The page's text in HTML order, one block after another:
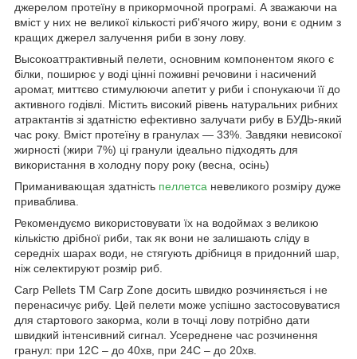
джерелом протеїну в прикормочной програмі. А зважаючи на
вміст у них не великої кількості риб'ячого жиру, вони є одним з
кращих джерел залучення риби в зону лову.
Высокоаттрактивный пелети, основним компонентом якого є
білки, поширює у воді цінні поживні речовини і насичений
аромат, миттєво стимулюючи апетит у риби і спонукаючи її до
активного годівлі. Містить високий рівень натуральних рибних
атрактантів зі здатністю ефективно залучати рибу в БУДЬ-який
час року. Вміст протеїну в гранулах — 33%. Завдяки невисокої
жирності (жири 7%) ці гранули ідеально підходять для
використання в холодну пору року (весна, осінь)
Приманивающая здатність пеллетса невеликого розміру дуже
приваблива.
Рекомендуємо використовувати їх на водоймах з великою
кількістю дрібної риби, так як вони не залишають сліду в
середніх шарах води, не стягують дрібниця в придонний шар,
ніж селектируют розмір риб.
Carp Pellets ТМ Carp Zone досить швидко розчиняється і не
перенасичує рибу. Цей пелети може успішно застосовуватися
для стартового закорма, коли в точці лову потрібно дати
швидкий інтенсивний сигнал. Усереднене час розчинення
гранул: при 12С – до 40хв, при 24С – до 20хв.